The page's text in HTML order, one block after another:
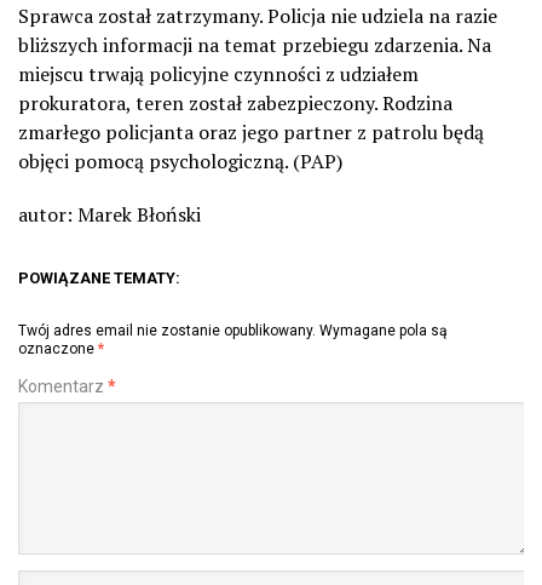
Sprawca został zatrzymany. Policja nie udziela na razie
bliższych informacji na temat przebiegu zdarzenia. Na
miejscu trwają policyjne czynności z udziałem
prokuratora, teren został zabezpieczony. Rodzina
zmarłego policjanta oraz jego partner z patrolu będą
objęci pomocą psychologiczną. (PAP)
autor: Marek Błoński
POWIĄZANE TEMATY:
Twój adres email nie zostanie opublikowany. Wymagane pola są
oznaczone *
Komentarz *